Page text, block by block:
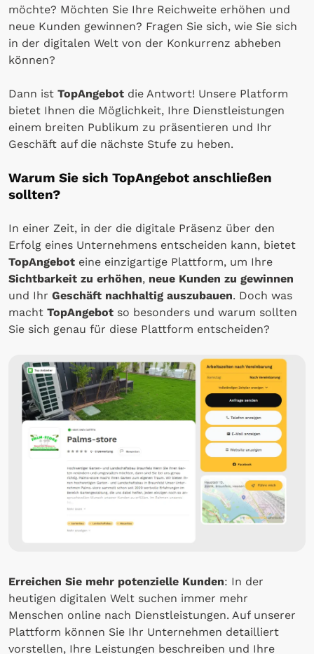
möchte? Möchten Sie Ihre Reichweite erhöhen und
neue Kunden gewinnen? Fragen Sie sich, wie Sie sich
in der digitalen Welt von der Konkurrenz abheben
können?
Dann ist TopAngebot die Antwort! Unsere Platform
bietet Ihnen die Möglichkeit, Ihre Dienstleistungen
einem breiten Publikum zu präsentieren und Ihr
Geschäft auf die nächste Stufe zu heben.
Warum Sie sich TopAngebot anschließen
sollten?
In einer Zeit, in der die digitale Präsenz über den
Erfolg eines Unternehmens entscheiden kann, bietet
TopAngebot eine einzigartige Plattform, um Ihre
Sichtbarkeit zu erhöhen, neue Kunden zu gewinnen
und Ihr Geschäft nachhaltig auszubauen. Doch was
macht TopAngebot so besonders und warum sollten
Sie sich genau für diese Plattform entscheiden?
Erreichen Sie mehr potenzielle Kunden: In der
heutigen digitalen Welt suchen immer mehr
Menschen online nach Dienstleistungen. Auf unserer
Plattform können Sie Ihr Unternehmen detailliert
vorstellen, Ihre Leistungen beschreiben und Ihre